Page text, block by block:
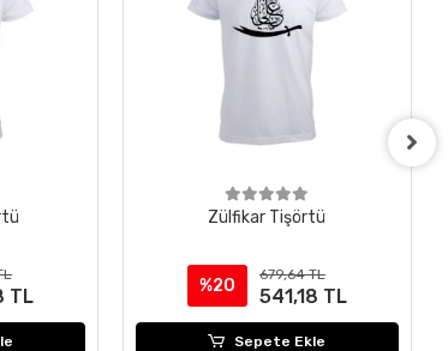
TL
Zülfikar Tişörtü
%20
679,64 TL
541,18 TL
Sepete Ekle